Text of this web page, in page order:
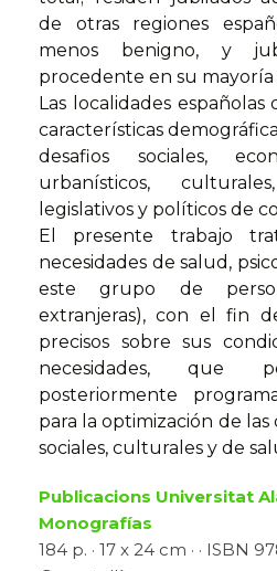
de otras regiones
menos benigno, y
procedente en su mayoría
Las localidades
características
desafios sociales,
urbanísticos,
legislativos y políticos de
El presente trabajo
necesidades de salud,
este grupo de
extranjeras), con el fin
precisos sobre sus
necesidades, que
posteriormente
para la optimización de las
sociales, culturales y de
Publicacions Universitat
Monografías
184 p. · 17 x 24 cm · · ISBN